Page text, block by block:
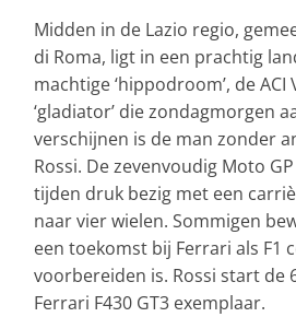
Midden in de Lazio regio,
di Roma, ligt in een prachtig
machtige ‘hippodroom’, de ACI
‘gladiator’ die zondagmorgen
verschijnen is de man zonder
Rossi. De zevenvoudig Moto
tijden druk bezig met een
naar vier wielen. Sommigen
een toekomst bij Ferrari als F1
voorbereiden is. Rossi start de
Ferrari F430 GT3 exemplaar.